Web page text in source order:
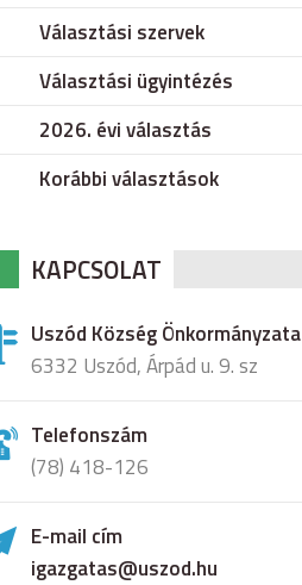
Választási szervek
Választási ügyintézés
2026. évi választás
Korábbi választások
KAPCSOLAT
Uszód Község Önkormányzata
6332 Uszód, Árpád u. 9. sz
Telefonszám
(78) 418-126
E-mail cím
igazgatas@uszod.hu